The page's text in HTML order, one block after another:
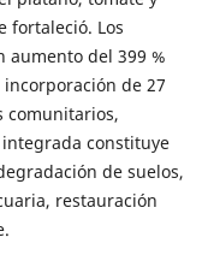
fortaleció. Los
aumento del 399 %
de 27
comunitarios,
constituye
de suelos,
restauración